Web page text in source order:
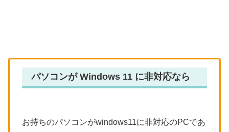
パソコンが Windows 11 に非対応なら
お持ちのパソコンがwindows11に非対応のPCであ